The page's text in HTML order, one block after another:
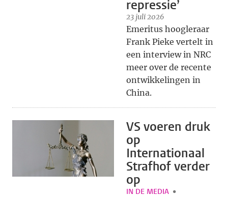
repressie’
23 juli 2026
Emeritus hoogleraar
Frank Pieke vertelt in
een interview in NRC
meer over de recente
ontwikkelingen in
China.
VS voeren druk
op
Internationaal
Strafhof verder
op
IN DE MEDIA